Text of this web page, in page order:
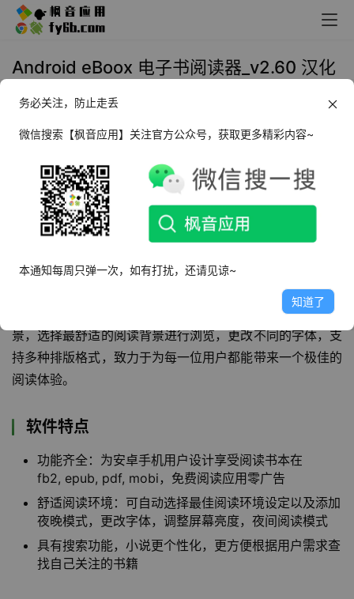
Android eBoox 电子书阅读器_v2.60 汉化
2024年4月9日 16:58 小说漫画
软件介绍
eBoox阅读器是一款非常好用的手机阅读器
大量精彩小说资源，各种类型的小说应有尽有，支持各种手
机阅读格式，用户可以在这里阅读各种格式的电子书，支持
多种排版格式，拥有多种阅读模式，用户可以根据自己的需
求自由切换，新颖且简洁的阅读界面，自定义你的阅读背
景，选择最舒适的阅读背景进行浏览，更改不同的字体，支
持多种排版格式，致力于为每一位用户都能带来一个极佳的
阅读体验。
软件特点
功能齐全：为安卓手机用户设计享受阅读书本在
fb2, epub, pdf, mobi，免费阅读应用零广告
舒适阅读环境：可自动选择最佳阅读环境设定以及添加
夜晚模式，更改字体，调整屏幕亮度，夜间阅读模式
具有搜索功能，小说更个性化，更方便根据用户需求查
找自己关注的书籍
务必关注，防止走丢
微信搜索【枫音应用】关注官方公众号，获取更多精彩内容~
本通知每周只弹一次，如有打扰，还请见谅~
知道了